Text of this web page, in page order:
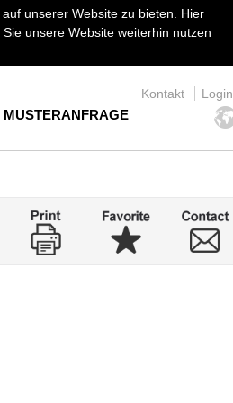
unserer Website zu bieten. Hier
unsere Website weiterhin nutzen
Kontakt Login
MUSTERANFRAGE